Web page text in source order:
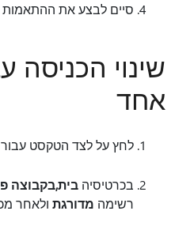
סיים לבצע את
שינוי הכניסה
אחד
לחץ על לצד הטקסט
בכרטיסיה בית,בקבוצה
רשימה מדורגת ולאחר